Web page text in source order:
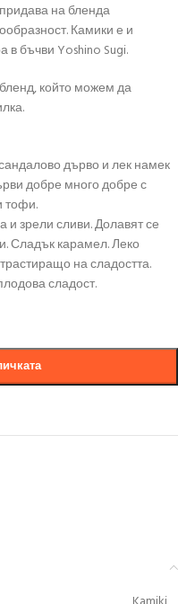
на бленда
Камики е и
в бъчви Yoshino Sugi.
който можем да
дърво и лек намек
добре много добре с
тофи.
зрели сливи. Долавят се
Сладък карамел. Леко
на сладостта.
сладост.